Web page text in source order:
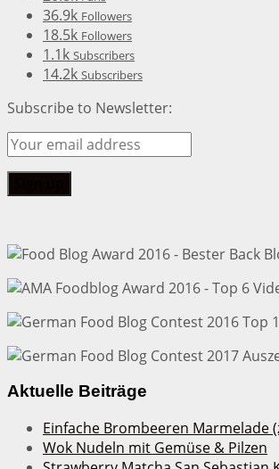
36.9k Followers
18.5k Followers
1.1k Subscribers
14.2k Subscribers
Subscribe to Newsletter:
Aktuelle Beiträge
Einfache Brombeeren Marmelade
Wok Nudeln mit Gemüse & Pilzen